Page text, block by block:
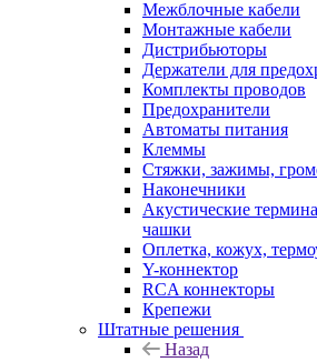
Межблочные кабели
Монтажные кабели
Дистрибьюторы
Держатели для
Комплекты проводов
Предохранители
Автоматы питания
Клеммы
Стяжки, зажимы,
Наконечники
Акустические
чашки
Оплетка, кожух,
Y-коннектор
RCA коннекторы
Крепежи
Штатные решения
Назад